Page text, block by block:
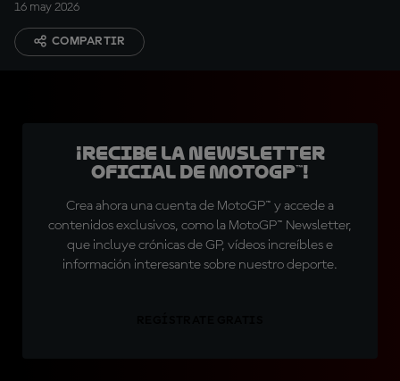
16 may 2026
COMPARTIR
¡Recibe la Newsletter
oficial de MotoGP™!
Crea ahora una cuenta de MotoGP™ y accede a
contenidos exclusivos, como la MotoGP™ Newsletter,
que incluye crónicas de GP, vídeos increíbles e
información interesante sobre nuestro deporte.